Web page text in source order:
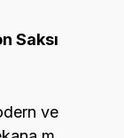
Saksı
ve